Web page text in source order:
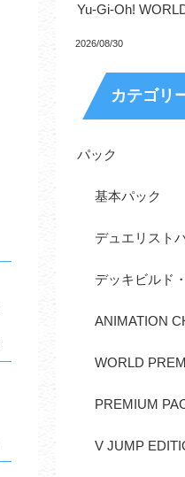
Yu-Gi-Oh!
2026/08/30
カテゴリ
パック
基本パック
デュエリスト
デッキビルド
ANIMATION
WORLD
PREMIUM
V JUMP